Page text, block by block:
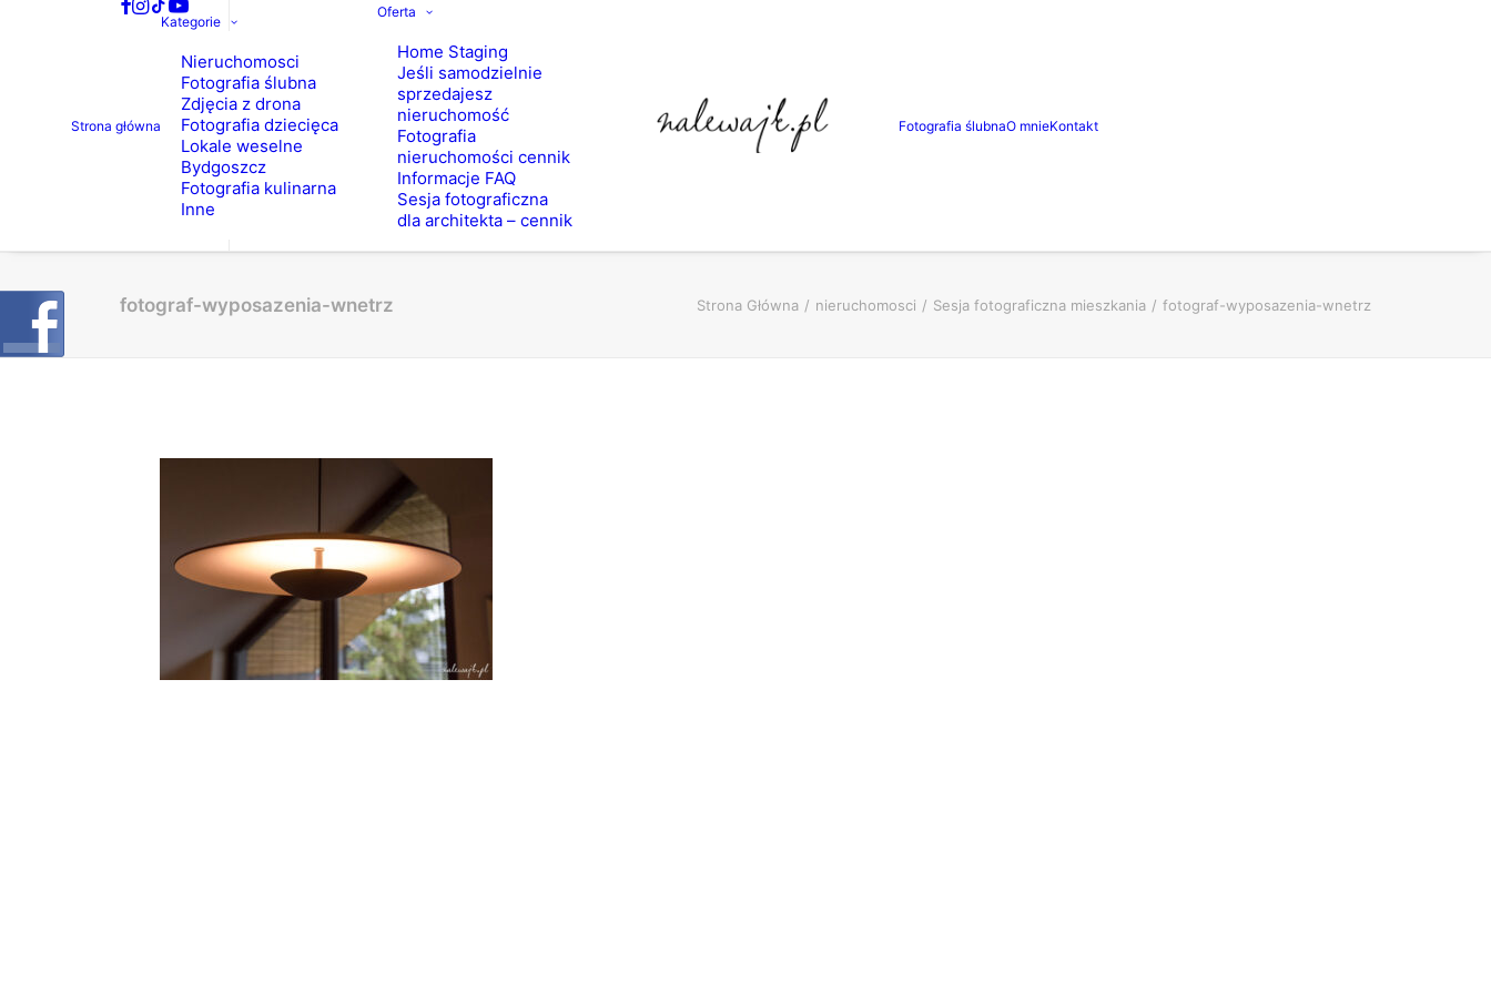
Strona główna
Kategorie
Nieruchomosci
Fotografia ślubna
Zdjęcia z drona
Fotografia dziecięca
Lokale weselne
Bydgoszcz
Fotografia kulinarna
Inne
Oferta
Home Staging
Jeśli samodzielnie
sprzedajesz
nieruchomość
Fotografia
nieruchomości cennik
Informacje FAQ
Sesja fotograficzna
dla architekta – cennik
Fotografia ślubnaO mnieKontakt
fotograf-wyposazenia-wnetrz Strona Główna nieruchomosci Sesja fotograficzna mieszkania fotograf-wyposazenia-wnetrz